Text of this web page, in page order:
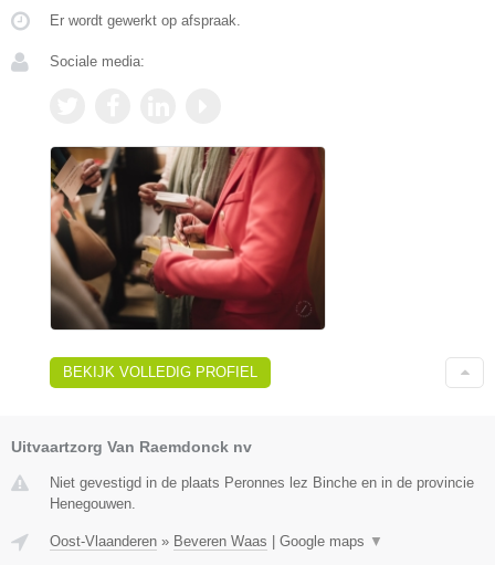
Er wordt gewerkt op afspraak.
Sociale media:
BEKIJK VOLLEDIG PROFIEL
Uitvaartzorg Van Raemdonck nv
Niet gevestigd in de plaats Peronnes lez Binche en in de provincie
Henegouwen.
Oost-Vlaanderen » Beveren Waas | Google maps ▼